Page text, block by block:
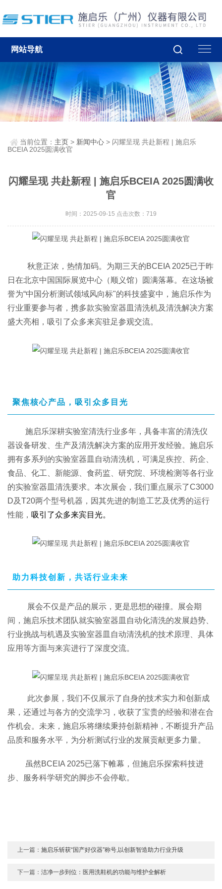
网站导航
当前位置： 主页 > 新闻中心 > 闪耀呈现 共赴新程 | 施启乐
BCEIA 2025圆满收官
闪耀呈现 共赴新程 | 施启乐BCEIA 2025圆满收
官
时间：2025-09-15 点击次数：719
秋意正浓，热情加码。为期三天的BCEIA 2025已于昨
日在北京中国国际展览中心（顺义馆）圆满落幕。在这场被
誉为“中国分析测试领域风向标"的科技盛宴中，施启乐作为
行业重要参与者，携多款实验室器皿清洗机及清洗解决方案
盛大亮相，吸引了众多来宾驻足参观交流。
聚焦核心产品，吸引众多目光
施启乐深耕实验室清洗行业多年，具备丰富的清洗仪
器设备研发、生产及清洗解决方案的应用开发经验。施启乐
拥有多系列的实验室器皿自动清洗机，可满足疾控、药企、
食品、化工、新能源、食药监、研究院、环境检测等各行业
的实验室器皿清洗要求。本次展会，我们重点展示了C3000
D及T20两个型号机器，因其先进的制造工艺及优秀的运行
性能， 吸引了众多来宾目光。
助力科技创新，共话行业未来
展会不仅是产品的展示，更是思想的碰撞。展会期
间，施启乐技术团队就实验室器皿自动化清洗的发展趋势、
行业挑战与机遇及实验室器皿自动清洗机的技术原理、具体
应用等方面与来宾进行了深度交流。
此次参展，我们不仅展示了自身的技术实力和创新成
果，还通过与各方的交流学习，收获了宝贵的经验和潜在合
作机会。未来，施启乐将继续秉持创新精神，不断提升产品
品质和服务水平，为分析测试行业的发展贡献更多力量。
虽然BCEIA 2025已落下帷幕，但施启乐探索科技进
步、服务科学研究的脚步不会停歇。
上一篇：施启乐斩获“国产好仪器”称号,以创新智造助力行业升级
下一篇：洁净一步到位：医用洗鞋机的功能与维护全解析